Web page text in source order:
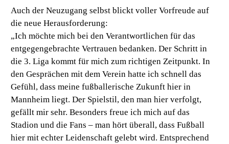
Auch der Neuzugang selbst blickt voller Vorfreude auf
die neue Herausforderung:
„Ich möchte mich bei den Verantwortlichen für das
entgegengebrachte Vertrauen bedanken. Der Schritt in
die 3. Liga kommt für mich zum richtigen Zeitpunkt. In
den Gesprächen mit dem Verein hatte ich schnell das
Gefühl, dass meine fußballerische Zukunft hier in
Mannheim liegt. Der Spielstil, den man hier verfolgt,
gefällt mir sehr. Besonders freue ich mich auf das
Stadion und die Fans – man hört überall, dass Fußball
hier mit echter Leidenschaft gelebt wird. Entsprechend